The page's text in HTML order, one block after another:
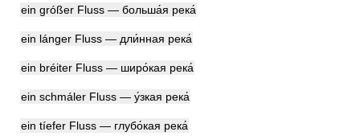
ein gróßer Fluss — больша́я река́
ein lánger Fluss — дли́нная река́
ein bréiter Fluss — широ́кая река́
ein schmáler Fluss — у́зкая река́
ein tíefer Fluss — глубо́кая река́